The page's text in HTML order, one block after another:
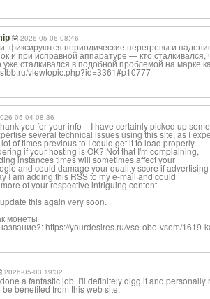
2026-05-06 08:46
фиксируются периодические перегревы и
и при исправной аппаратуре — кто сталкивался,
уже сталкивался в подобной проблемой на марке
viewtopic.php?id=3361#p10777
05-04 08:36
you for your info – I have certainly picked up
several technical issues using this site, as I
of times previous to I could get it to load properly.
if your hosting is OK? Not that I'm complaining,
instances times will sometimes affect your
and could damage your quality score if
I am adding this RSS to my e-mail and could
of your respective intriguing content.
this again very soon.
монеты
https://yourdesires.ru/vse-obo-vsem/
2026-05-03 19:32
a fantastic job. I'll definitely digg it and personally
be benefited from this web site.